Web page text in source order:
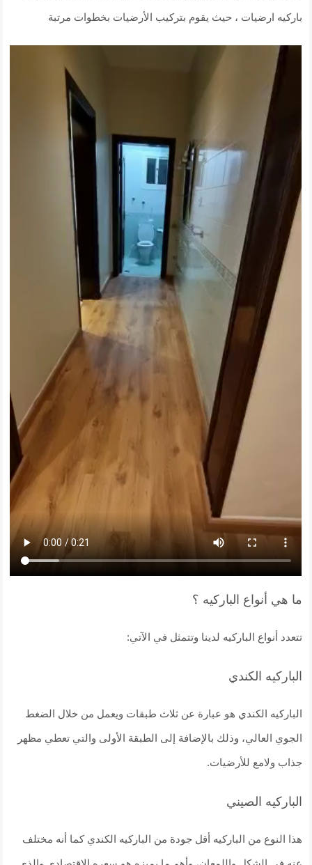
باركيه ارضيات ، حيث يقوم بتركيب الأرضيات بخطوات مرتبة
ما هي أنواع الباركيه ؟
تتعدد أنواع الباركيه لدينا وتتمثل في الآتي:
الباركيه الكندي
الباركيه الكندي هو عبارة عن ثلاث طبقات ويعمل من خلال الضغط
الجوي العالي، وذلك بالإضافة إلى الطبقة الأولى والتي تعطي مظهر
جذاب ولامع للأرضيات.
الباركيه الصيني
هذا النوع من الباركيه أقل جودة من الباركيه الكندي كما أنه مختلف